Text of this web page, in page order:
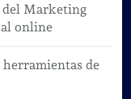
del Marketing
al online
herramientas de